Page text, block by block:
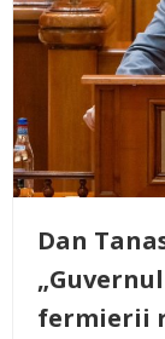
Dan
fermierii